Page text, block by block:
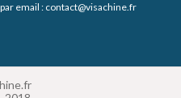
email : contact@visachine.fr